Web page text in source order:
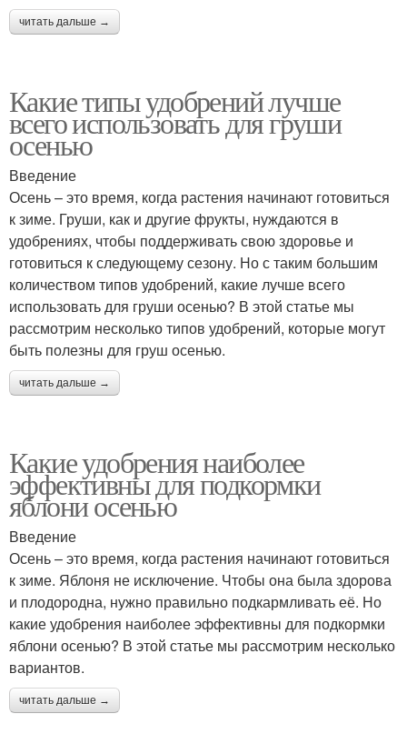
читать дальше →
Какие типы удобрений лучше
всего использовать для груши
осенью
Введение
Осень – это время, когда растения начинают готовиться
к зиме. Груши, как и другие фрукты, нуждаются в
удобрениях, чтобы поддерживать свою здоровье и
готовиться к следующему сезону. Но с таким большим
количеством типов удобрений, какие лучше всего
использовать для груши осенью? В этой статье мы
рассмотрим несколько типов удобрений, которые могут
быть полезны для груш осенью.
читать дальше →
Какие удобрения наиболее
эффективны для подкормки
яблони осенью
Введение
Осень – это время, когда растения начинают готовиться
к зиме. Яблоня не исключение. Чтобы она была здорова
и плодородна, нужно правильно подкармливать её. Но
какие удобрения наиболее эффективны для подкормки
яблони осенью? В этой статье мы рассмотрим несколько
вариантов.
читать дальше →